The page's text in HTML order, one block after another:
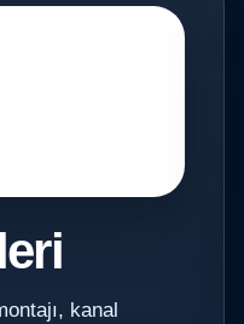
kanal